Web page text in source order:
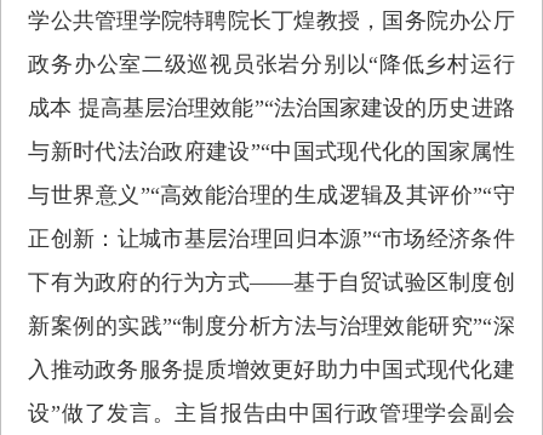
学公共管理学院特聘院长丁煌教授，国务院办公厅
政务办公室二级巡视员张岩分别以“降低乡村运行
成本 提高基层治理效能”“法治国家建设的历史进路
与新时代法治政府建设”“中国式现代化的国家属性
与世界意义”“高效能治理的生成逻辑及其评价”“守
正创新：让城市基层治理回归本源”“市场经济条件
下有为政府的行为方式——基于自贸试验区制度创
新案例的实践”“制度分析方法与治理效能研究”“深
入推动政务服务提质增效更好助力中国式现代化建
设”做了发言。主旨报告由中国行政管理学会副会